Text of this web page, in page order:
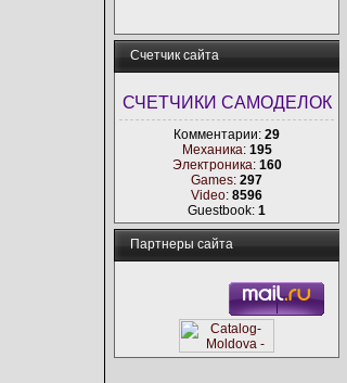
Счетчик сайта
СЧЕТЧИКИ САМОДЕЛОК
Комментарии: 29
Механика: 195
Электроника: 160
Games: 297
Video: 8596
Guestbook: 1
Партнеры сайта